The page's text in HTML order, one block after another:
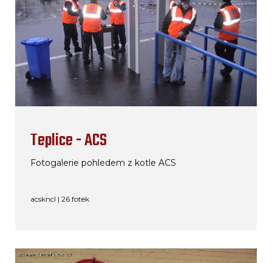
Teplice - ACS
Fotogalerie pohledem z kotle ACS
acskncl | 26 fotek